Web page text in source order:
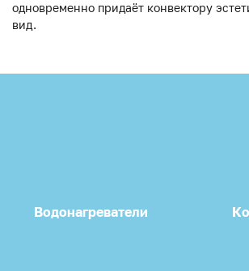
одновременно придаёт конвектору
вид.
Водонагреватели